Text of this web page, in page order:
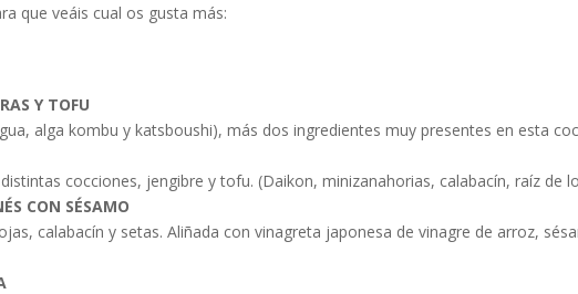
que veáis cual os gusta más:
Y TOFU
alga kombu y katsbous­hi), más dos ingredientes muy presentes en esta
cocciones, jengibre y tofu. (Daikon, minizanahorias, calabacín, raíz de
CON SÉSAMO
calabacín y setas. Aliñada con vinagreta japonesa de vinagre de arroz,